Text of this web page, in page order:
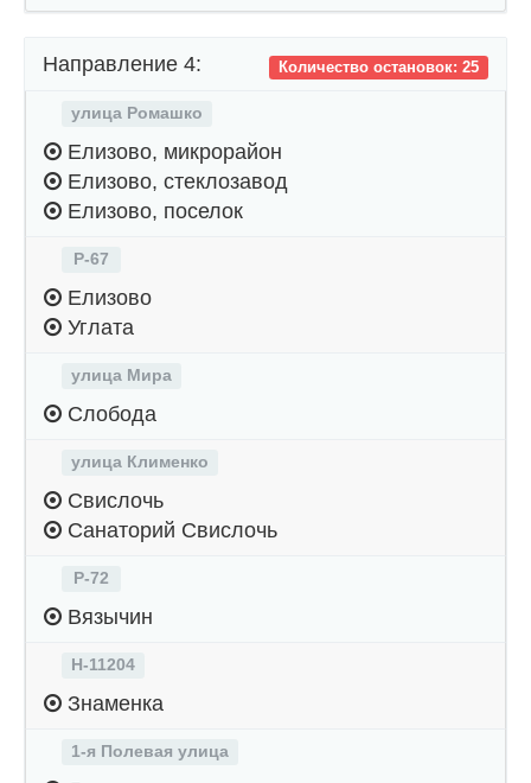
Количество остановок: 25
Направление 4:
улица Ромашко
Елизово, микрорайон
Елизово, стеклозавод
Елизово, поселок
Р-67
Елизово
Углата
улица Мира
Слобода
улица Клименко
Свислочь
Санаторий Свислочь
Р-72
Вязычин
Н-11204
Знаменка
1-я Полевая улица